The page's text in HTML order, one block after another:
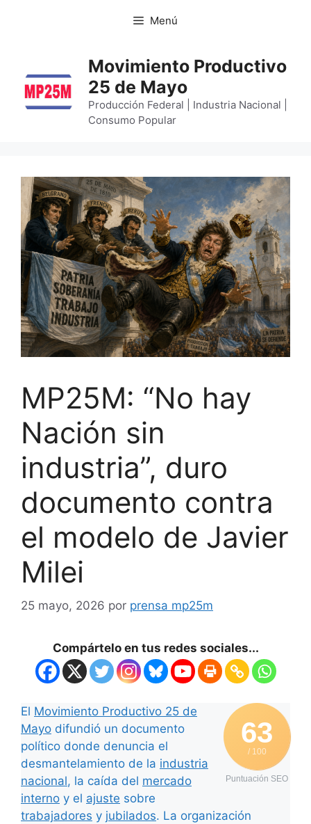
Menú
Movimiento Productivo
25 de Mayo
Producción Federal | Industria Nacional |
Consumo Popular
MP25M: “No hay
Nación sin
industria”, duro
documento contra
el modelo de Javier
Milei
25 mayo, 2026 por prensa mp25m
Compártelo en tus redes sociales...
63
/ 100
Puntuación SEO
El Movimiento Productivo 25 de
Mayo difundió un documento
político donde denuncia el
desmantelamiento de la industria
nacional, la caída del mercado
interno y el ajuste sobre
trabajadores y jubilados. La organización